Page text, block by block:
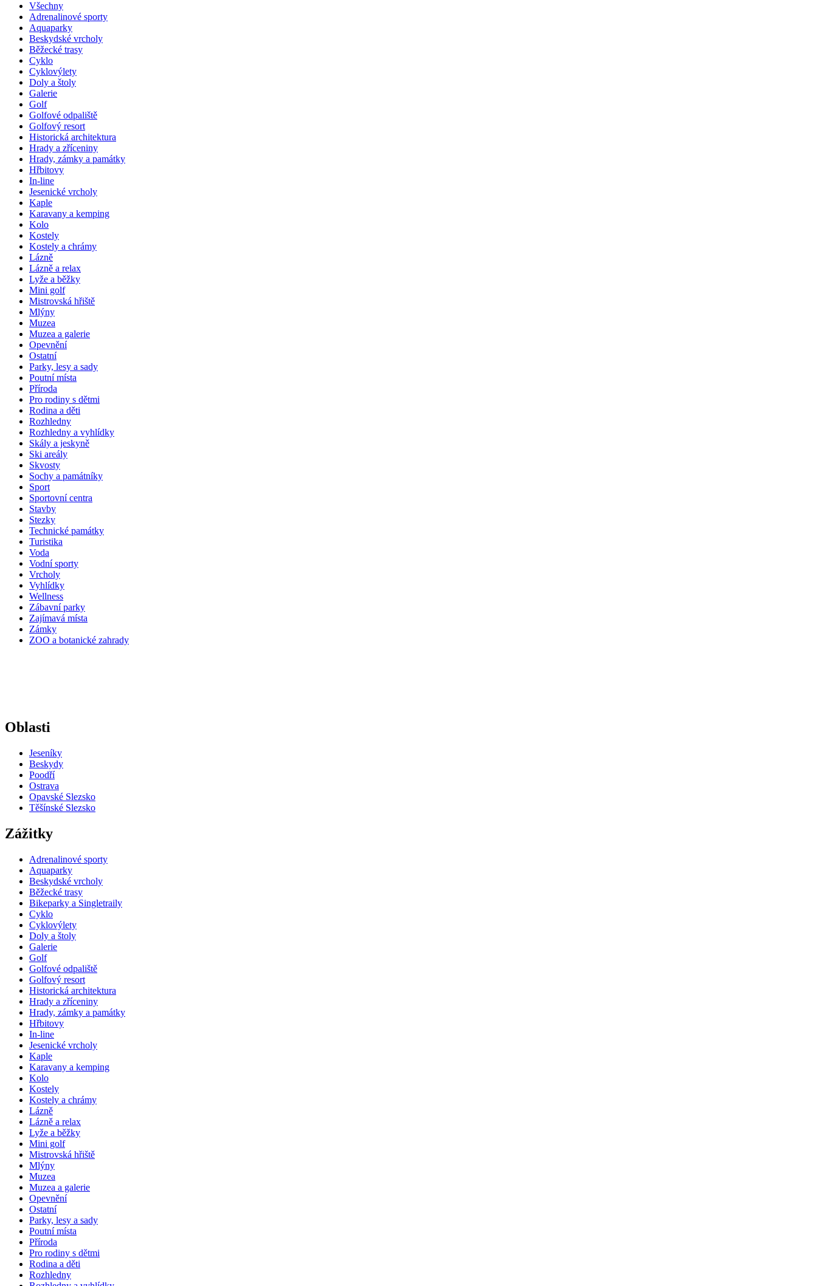
Všechny
Adrenalinové sporty
Aquaparky
Beskydské vrcholy
Běžecké trasy
Cyklo
Cyklovýlety
Doly a štoly
Galerie
Golf
Golfové odpaliště
Golfový resort
Historická architektura
Hrady a zříceniny
Hrady, zámky a památky
Hřbitovy
In-line
Jesenické vrcholy
Kaple
Karavany a kemping
Kolo
Kostely
Kostely a chrámy
Lázně
Lázně a relax
Lyže a běžky
Mini golf
Mistrovská hřiště
Mlýny
Muzea
Muzea a galerie
Opevnění
Ostatní
Parky, lesy a sady
Poutní místa
Příroda
Pro rodiny s dětmi
Rodina a děti
Rozhledny
Rozhledny a vyhlídky
Skály a jeskyně
Ski areály
Skvosty
Sochy a památníky
Sport
Sportovní centra
Stavby
Stezky
Technické památky
Turistika
Voda
Vodní sporty
Vrcholy
Vyhlídky
Wellness
Zábavní parky
Zajímavá místa
Zámky
ZOO a botanické zahrady
Oblasti
Jeseníky
Beskydy
Poodří
Ostrava
Opavské Slezsko
Těšínské Slezsko
Zážitky
Adrenalinové sporty
Aquaparky
Beskydské vrcholy
Běžecké trasy
Bikeparky a Singletraily
Cyklo
Cyklovýlety
Doly a štoly
Galerie
Golf
Golfové odpaliště
Golfový resort
Historická architektura
Hrady a zříceniny
Hrady, zámky a památky
Hřbitovy
In-line
Jesenické vrcholy
Kaple
Karavany a kemping
Kolo
Kostely
Kostely a chrámy
Lázně
Lázně a relax
Lyže a běžky
Mini golf
Mistrovská hřiště
Mlýny
Muzea
Muzea a galerie
Opevnění
Ostatní
Parky, lesy a sady
Poutní místa
Příroda
Pro rodiny s dětmi
Rodina a děti
Rozhledny